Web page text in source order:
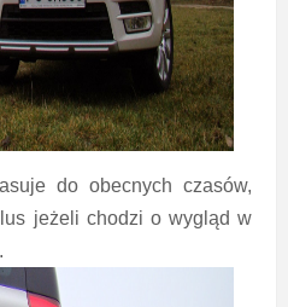
do obecnych czasów,
jeżeli chodzi o wygląd w